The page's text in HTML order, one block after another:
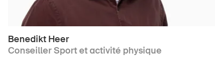
Benedikt Heer
Conseiller Sport et activité physique